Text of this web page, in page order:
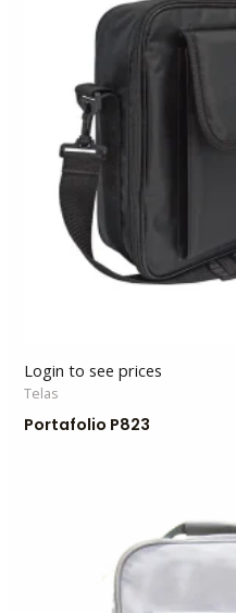
Login to see prices
Telas
Portafolio P823